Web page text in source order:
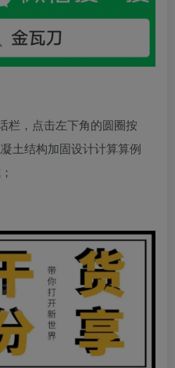
栏，点击左下角的圆圈按
土结构加固设计计算算例